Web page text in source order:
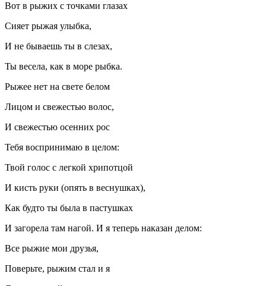
Вот в рыжих с точками глазах
Сияет рыжая улыбка,
И не бываешь ты в слезах,
Ты весела, как в море рыбка.
Рыжее нет на свете белом
Лицом и свежестью волос,
И свежестью осенних рос
Тебя воспринимаю в целом:
Твой голос с легкой хрипотцой
И кисть руки (опять в веснушках),
Как будто ты была в пастушках
И загорела там нагой. И я теперь наказан делом:
Все рыжие мои друзья,
Поверьте, рыжим стал и я